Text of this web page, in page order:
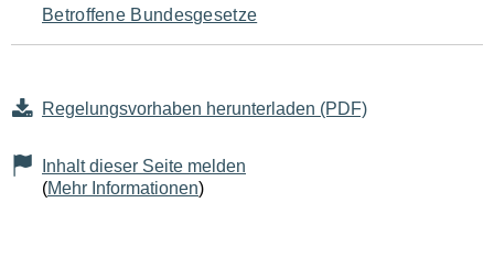
Betroffene Bundesgesetze
Regelungsvorhaben herunterladen (PDF)
Inhalt dieser Seite melden
(Mehr Informationen)